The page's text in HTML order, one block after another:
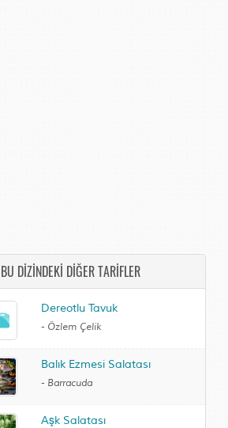
BU DİZİNDEKİ DİĞER TARİFLER
Dereotlu Tavuk
- Özlem Çelik
Balık Ezmesi Salatası
- Barracuda
Aşk Salatası